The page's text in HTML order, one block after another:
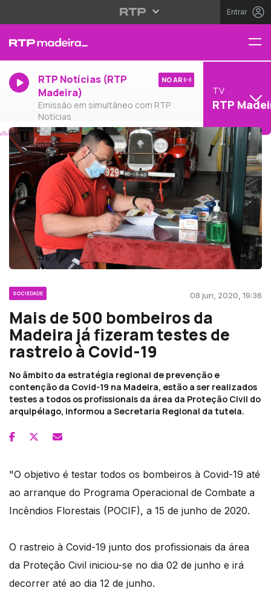
Entrar
RTP Notícias (RTP
Madeira)
Emissão em simultâneo com RTP
Notícias
NO AR
TV
RTP
SOCIEDADE 08 jun, 2020, 19:36
Mais de 500 bombeiros da
Madeira já fizeram testes de
rastreio à Covid-19
No âmbito da estratégia regional de prevenção e
contenção da Covid-19 na Madeira, estão a ser realizados
testes a todos os profissionais da área da Proteção Civil do
arquipélago, informou a Secretaria Regional da tutela.
"O objetivo é testar todos os bombeiros à Covid-19 até
ao arranque do Programa Operacional de Combate a
Incêndios Florestais (POCIF), a 15 de junho de 2020.
O rastreio à Covid-19 junto dos profissionais da área
da Proteção Civil iniciou-se no dia 02 de junho e irá
decorrer até ao dia 12 de junho.